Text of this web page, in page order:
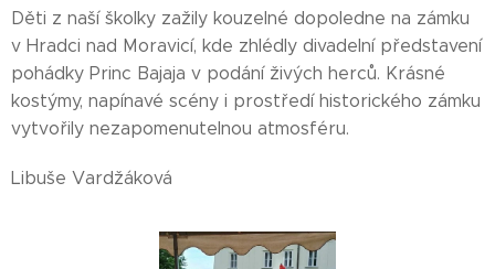
Děti z naší školky zažily kouzelné dopoledne na zámku
v Hradci nad Moravicí, kde zhlédly divadelní představení
pohádky Princ Bajaja v podání živých herců. Krásné
kostýmy, napínavé scény i prostředí historického zámku
vytvořily nezapomenutelnou atmosféru.
Libuše Vardžáková